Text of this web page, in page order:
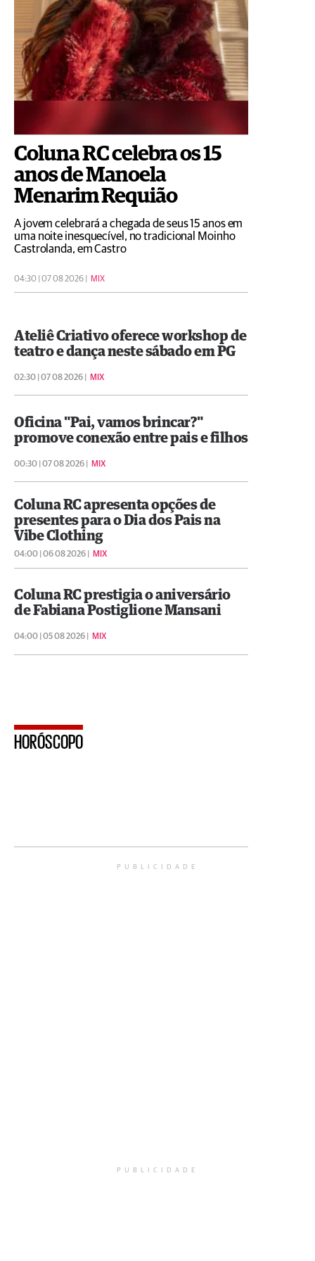
Coluna RC celebra os 15
anos de Manoela
Menarim Requião
A jovem celebrará a chegada de seus 15 anos em
uma noite inesquecível, no tradicional Moinho
Castrolanda, em Castro
04:30 | 07 08 2026 | MIX
Ateliê Criativo oferece workshop de
teatro e dança neste sábado em PG
02:30 | 07 08 2026 | MIX
Oficina "Pai, vamos brincar?"
promove conexão entre pais e filhos
00:30 | 07 08 2026 | MIX
Coluna RC apresenta opções de
presentes para o Dia dos Pais na
Vibe Clothing
04:00 | 06 08 2026 | MIX
Coluna RC prestigia o aniversário
de Fabiana Postiglione Mansani
04:00 | 05 08 2026 | MIX
HORÓSCOPO
PUBLICIDADE
PUBLICIDADE